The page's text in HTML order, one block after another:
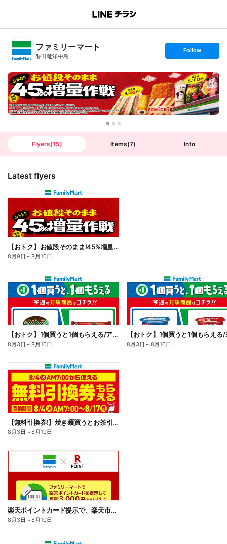
B
n
T
ファミリーマート
磐田竜洋中島
s
t
o
l
l
o
w
Follow
Flyers(15) Items(7) Info
Latest flyers
【おトク】お値段そのまま!45%増量作戦!
8月9日 ～8月10日
【おトク】1個買うと1個もらえる/アイス
8月3日 ～8月10日 8月3日 ～8月10日
【無料引換券!】焼き麺買うとお茶引換券貰える!
8月3日 ～8月10日
楽天ポイントカード提示で、楽天市場でのお買い物がおトクに!
8月3日 ～8月10日